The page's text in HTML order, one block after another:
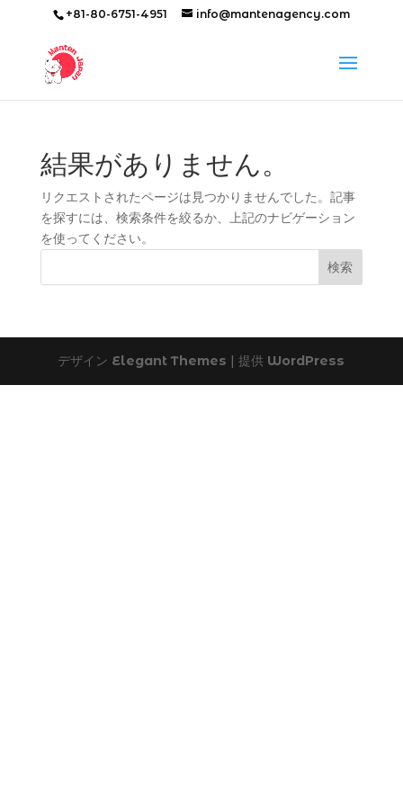
+81-80-6751-4951 info@mantenagency.com
結果がありません。
リクエストされたページは見つかりませんでした。記事
を探すには、検索条件を絞るか、上記のナビゲーション
を使ってください。
デザイン Elegant Themes | 提供 WordPress